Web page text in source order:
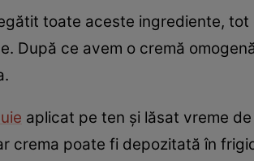
toate aceste ingrediente,
După ce avem o cremă
aplicat pe ten și lăsat vreme
crema poate fi depozitată în